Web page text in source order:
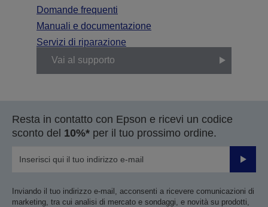
Domande frequenti
Manuali e documentazione
Servizi di riparazione
Vai al supporto
Resta in contatto con Epson e ricevi un codice
sconto del 10%* per il tuo prossimo ordine.
Invia
Inviando il tuo indirizzo e-mail, acconsenti a ricevere comunicazioni di
marketing, tra cui analisi di mercato e sondaggi, e novità su prodotti,